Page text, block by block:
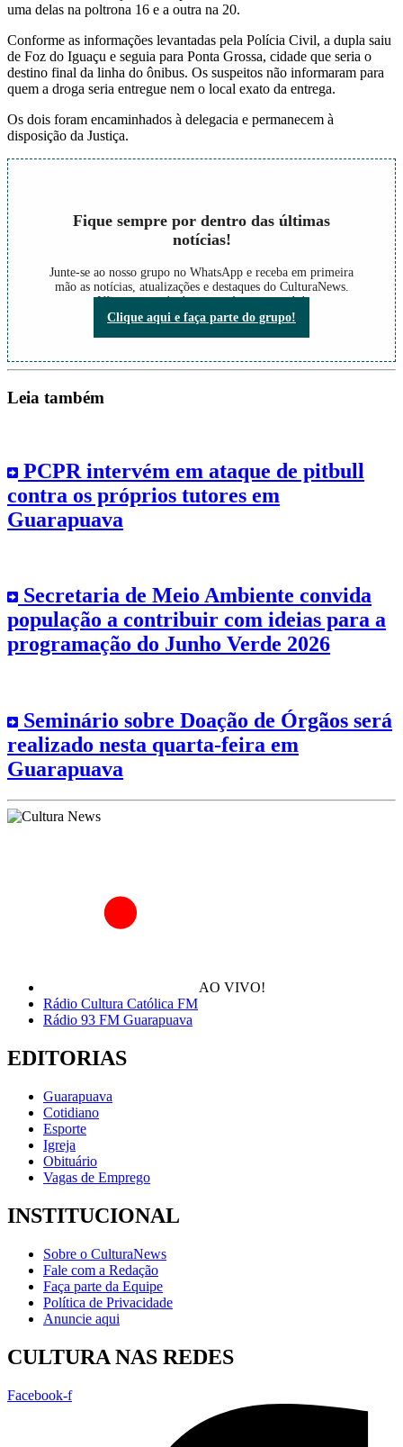
uma delas na poltrona 16 e a outra na 20.
Conforme as informações levantadas pela Polícia Civil, a dupla saiu
de Foz do Iguaçu e seguia para Ponta Grossa, cidade que seria o
destino final da linha do ônibus. Os suspeitos não informaram para
quem a droga seria entregue nem o local exato da entrega.
Os dois foram encaminhados à delegacia e permanecem à
disposição da Justiça.
Fique sempre por dentro das últimas
notícias!
Junte-se ao nosso grupo no WhatsApp e receba em primeira
mão as notícias, atualizações e destaques do CulturaNews.
Não perca nada do que está acontecendo!
Clique aqui e faça parte do grupo!
Leia também
PCPR intervém em ataque de pitbull
contra os próprios tutores em
Guarapuava
Secretaria de Meio Ambiente convida
população a contribuir com ideias para a
programação do Junho Verde 2026
Seminário sobre Doação de Órgãos será
realizado nesta quarta-feira em
Guarapuava
AO VIVO!
Rádio Cultura Católica FM
Rádio 93 FM Guarapuava
EDITORIAS
Guarapuava
Cotidiano
Esporte
Igreja
Obituário
Vagas de Emprego
INSTITUCIONAL
Sobre o CulturaNews
Fale com a Redação
Faça parte da Equipe
Política de Privacidade
Anuncie aqui
CULTURA NAS REDES
Facebook-f